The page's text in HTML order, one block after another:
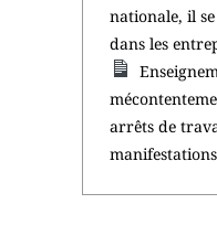
nationale, il
dans les
arrêts de